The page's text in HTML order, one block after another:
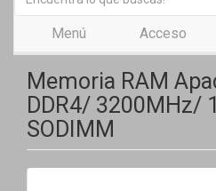
Menú Acceso
Memoria RAM
DDR4/ 3200MHz/
SODIMM